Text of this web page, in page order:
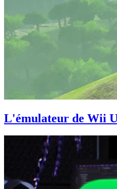
L'émulateur de Wii